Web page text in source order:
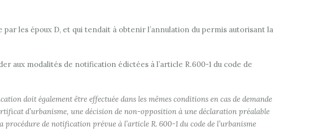
les époux D, et qui tendait à obtenir l’annulation du permis autorisant la
aux modalités de notification édictées à l’article R.600-1 du code de
doit également être effectuée dans les mêmes conditions en cas de demande
d’urbanisme, une décision de non-opposition à une déclaration préalable
procédure de notification prévue à l’article R. 600-1 du code de l’urbanisme